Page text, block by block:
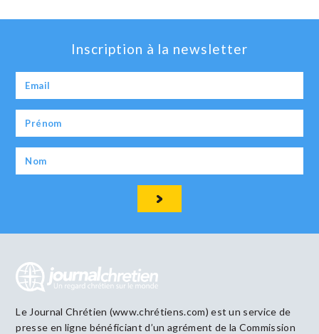
Inscription à la newsletter
Le Journal Chrétien (www.chrétiens.com) est un service de
presse en ligne bénéficiant d’un agrément de la Commission